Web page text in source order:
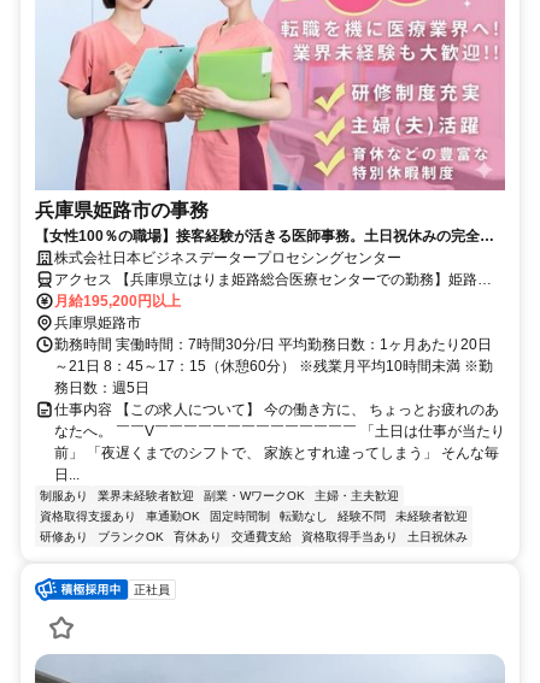
兵庫県姫路市の事務
【女性100％の職場】接客経験が活きる医師事務。土日祝休みの完全週
休二日制！未経験OK！産休育休の実績も充実♪
株式会社日本ビジネスデータープロセシングセンター
アクセス 【兵庫県立はりま姫路総合医療センターでの勤務】姫路駅
から徒歩約12分※車・自転車通勤OK
月給195,200円以上
兵庫県姫路市
勤務時間 実働時間：7時間30分/日 平均勤務日数：1ヶ月あたり20日
～21日 8：45～17：15（休憩60分） ※残業月平均10時間未満 ※勤
務日数：週5日
仕事内容 【この求人について】 今の働き方に、 ちょっとお疲れのあ
なたへ。 ￣￣V￣￣￣￣￣￣￣￣￣￣￣￣￣￣ 「土日は仕事が当たり
前」 「夜遅くまでのシフトで、 家族とすれ違ってしまう」 そんな毎
日...
制服あり 業界未経験者歓迎 副業・WワークOK
主婦・主夫歓迎
資格取得支援あり
車通勤OK 固定時間制 転勤なし 経験不問
未経験者歓迎
研修あり
ブランクOK 育休あり 交通費支給 資格取得手当あり 土日祝休み
正社員